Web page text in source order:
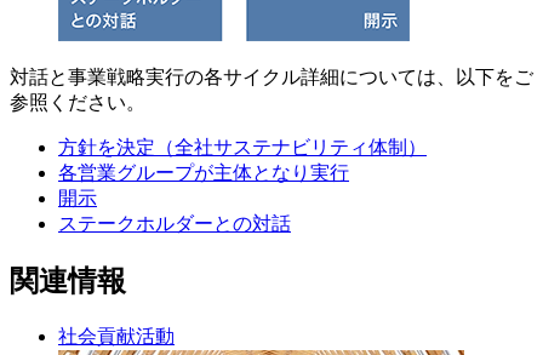
対話と事業戦略実行の各サイクル詳細については、以下をご
参照ください。
方針を決定（全社サステナビリティ体制）
各営業グループが主体となり実行
開示
ステークホルダーとの対話
関連情報
社会貢献活動